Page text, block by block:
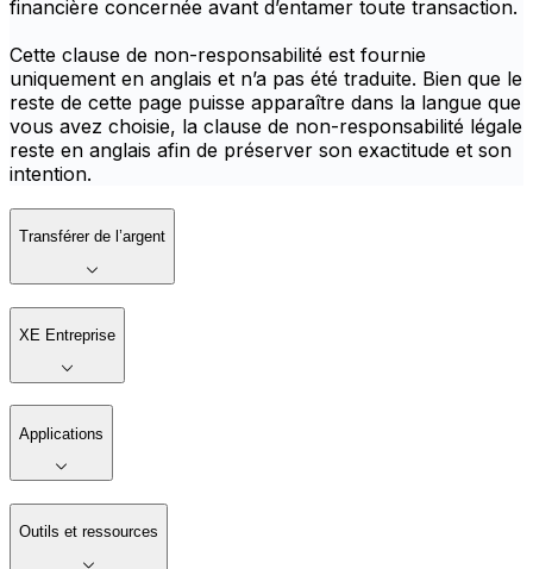
financière concernée avant d’entamer toute transaction.
Cette clause de non-responsabilité est fournie
uniquement en anglais et n’a pas été traduite. Bien que le
reste de cette page puisse apparaître dans la langue que
vous avez choisie, la clause de non-responsabilité légale
reste en anglais afin de préserver son exactitude et son
intention.
Transférer de l’argent
XE Entreprise
Applications
Outils et ressources